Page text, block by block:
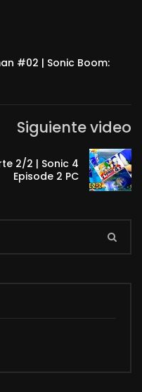
#02 | Sonic Boom:
Siguiente video
2/2 | Sonic 4
Episode 2 PC